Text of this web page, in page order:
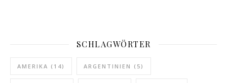
SCHLAGWÖRTER
AMERIKA (14) ARGENTINIEN (5)